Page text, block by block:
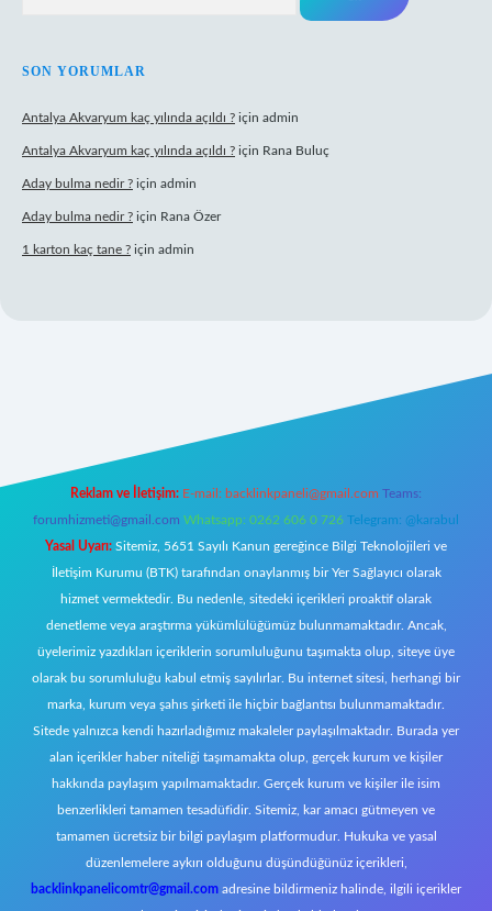
SON YORUMLAR
Antalya Akvaryum kaç yılında açıldı ? için admin
Antalya Akvaryum kaç yılında açıldı ? için Rana Buluç
Aday bulma nedir ? için admin
Aday bulma nedir ? için Rana Özer
1 karton kaç tane ? için admin
Reklam ve İletişim: E-mail: backlinkpaneli@gmail.com Teams:
forumhizmeti@gmail.com Whatsapp: 0262 606 0 726 Telegram: @karabul
Yasal Uyarı: Sitemiz, 5651 Sayılı Kanun gereğince Bilgi Teknolojileri ve
İletişim Kurumu (BTK) tarafından onaylanmış bir Yer Sağlayıcı olarak
hizmet vermektedir. Bu nedenle, sitedeki içerikleri proaktif olarak
denetleme veya araştırma yükümlülüğümüz bulunmamaktadır. Ancak,
üyelerimiz yazdıkları içeriklerin sorumluluğunu taşımakta olup, siteye üye
olarak bu sorumluluğu kabul etmiş sayılırlar. Bu internet sitesi, herhangi bir
marka, kurum veya şahıs şirketi ile hiçbir bağlantısı bulunmamaktadır.
Sitede yalnızca kendi hazırladığımız makaleler paylaşılmaktadır. Burada yer
alan içerikler haber niteliği taşımamakta olup, gerçek kurum ve kişiler
hakkında paylaşım yapılmamaktadır. Gerçek kurum ve kişiler ile isim
benzerlikleri tamamen tesadüfidir. Sitemiz, kar amacı gütmeyen ve
tamamen ücretsiz bir bilgi paylaşım platformudur. Hukuka ve yasal
düzenlemelere aykırı olduğunu düşündüğünüz içerikleri,
backlinkpanelicomtr@gmail.com adresine bildirmeniz halinde, ilgili içerikler